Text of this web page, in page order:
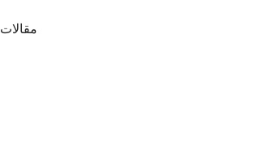
مقالات